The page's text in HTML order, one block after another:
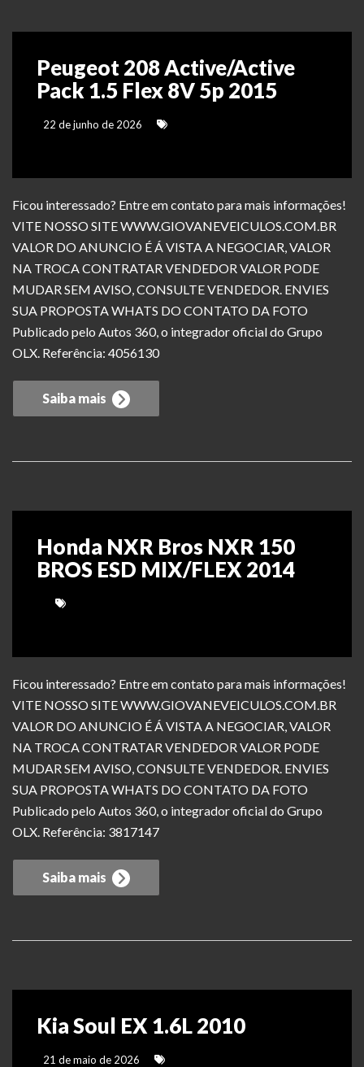
Peugeot 208 Active/Active
Pack 1.5 Flex 8V 5p 2015
22 de junho de 2026
Ficou interessado? Entre em contato para mais informações!
VITE NOSSO SITE WWW.GIOVANEVEICULOS.COM.BR
VALOR DO ANUNCIO É Á VISTA A NEGOCIAR, VALOR
NA TROCA CONTRATAR VENDEDOR VALOR PODE
MUDAR SEM AVISO, CONSULTE VENDEDOR. ENVIES
SUA PROPOSTA WHATS DO CONTATO DA FOTO
Publicado pelo Autos 360, o integrador oficial do Grupo
OLX. Referência: 4056130
Saiba mais
Honda NXR Bros NXR 150
BROS ESD MIX/FLEX 2014
Ficou interessado? Entre em contato para mais informações!
VITE NOSSO SITE WWW.GIOVANEVEICULOS.COM.BR
VALOR DO ANUNCIO É Á VISTA A NEGOCIAR, VALOR
NA TROCA CONTRATAR VENDEDOR VALOR PODE
MUDAR SEM AVISO, CONSULTE VENDEDOR. ENVIES
SUA PROPOSTA WHATS DO CONTATO DA FOTO
Publicado pelo Autos 360, o integrador oficial do Grupo
OLX. Referência: 3817147
Saiba mais
Kia Soul EX 1.6L 2010
21 de maio de 2026